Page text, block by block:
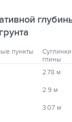
пункты
глины
2.78 м
2.9 м
3.07 м